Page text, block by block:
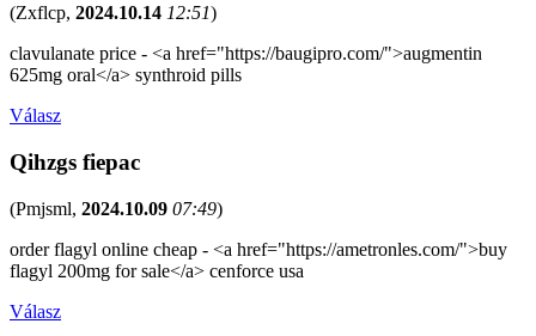
(Zxflcp, 2024.10.14 12:51)
clavulanate price - <a href="https://baugipro.com/">augmentin
625mg oral</a> synthroid pills
Válasz
Qihzgs fiepac
(Pmjsml, 2024.10.09 07:49)
order flagyl online cheap - <a href="https://ametronles.com/">buy
flagyl 200mg for sale</a> cenforce usa
Válasz